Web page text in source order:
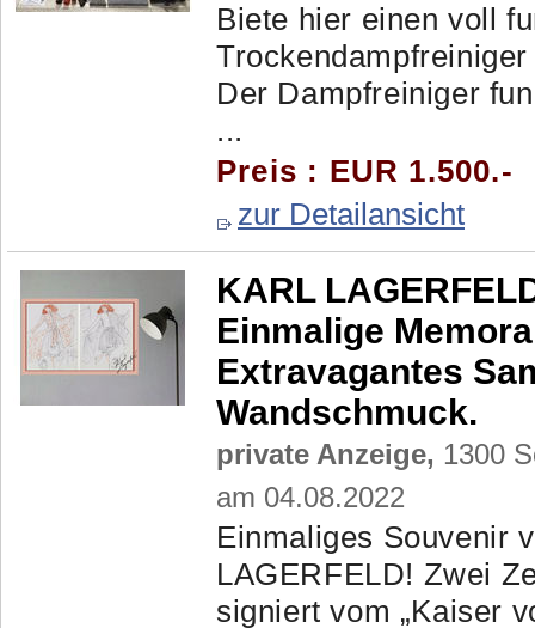
Biete hier einen voll
Der Dampfreiniger
...
Preis : EUR 1.500.-
zur Detailansicht
KARL
Einmalige
Extravagantes
Wandschmuck.
private Anzeige, 1300
am 04.08.2022
Einmaliges Souvenir
LAGERFELD! Zwei
signiert vom „Kaiser